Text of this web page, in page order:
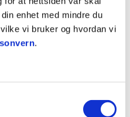
enhet med mindre du
vi bruker og hvordan vi
.
Søndag
17.00
08 Søndag
17.00